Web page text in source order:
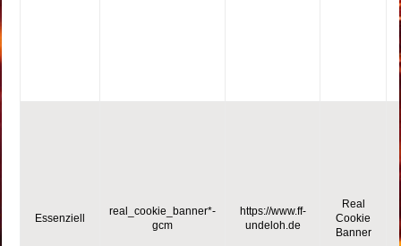
Essenziell
real_cookie_banner*-
gcm
https://www.ff-
undeloh.de
Real
Cookie
Banner